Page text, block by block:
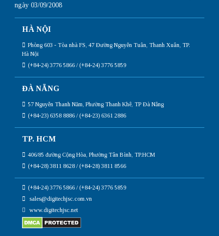
ngày 03/09/2008
HÀ NỘI
Phòng 603 - Tòa nhà FS, 47 Đường Nguyễn Tuân, Thanh Xuân, TP.
Hà Nội
(+84-24) 3776 5866 / (+84-24) 3776 5859
ĐÀ NẴNG
57 Nguyễn Thanh Năm, Phường Thanh Khê, TP Đà Nẵng
(+84-23) 6358 8886 / (+84-23) 6361 2886
TP. HCM
406/85 đường Cộng Hòa, Phường Tân Bình, TP.HCM
(+84-28) 3811 8628 / (+84-28) 3811 8566
(+84-24) 3776 5866 / (+84-24) 3776 5859
sales@digitechjsc.com.vn
www.digitechjsc.net